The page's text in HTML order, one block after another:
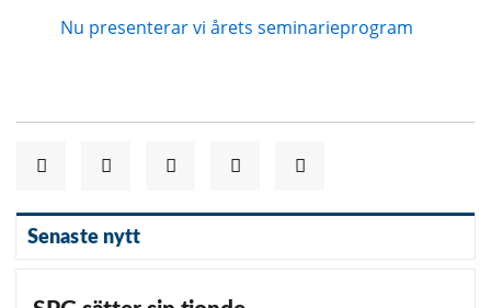
Nu presenterar vi årets seminarieprogram
Senaste nytt